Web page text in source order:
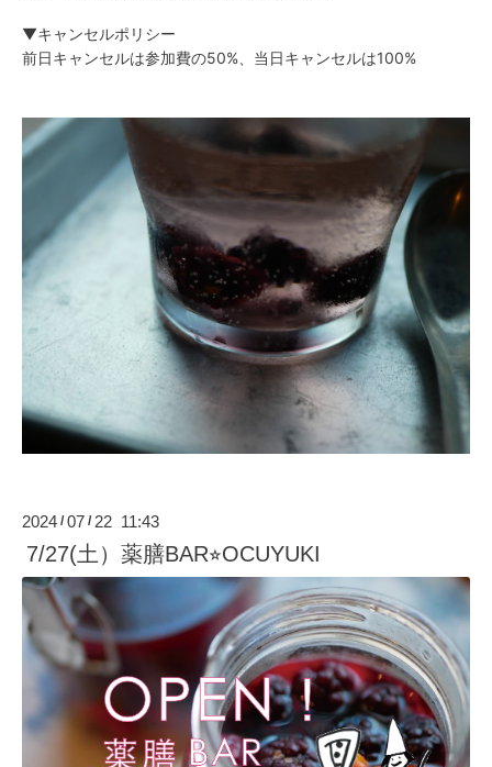
▼キャンセルポリシー
前日キャンセルは参加費の50%、当日キャンセルは100%
2024 /07 / 22 11:43
7/27(土）薬膳BAR⭐︎OCUYUKI